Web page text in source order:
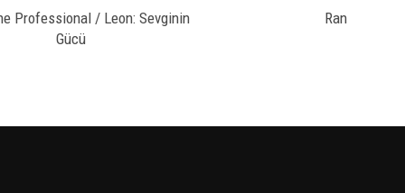
Professional / Leon: Sevginin
Gücü
Ran